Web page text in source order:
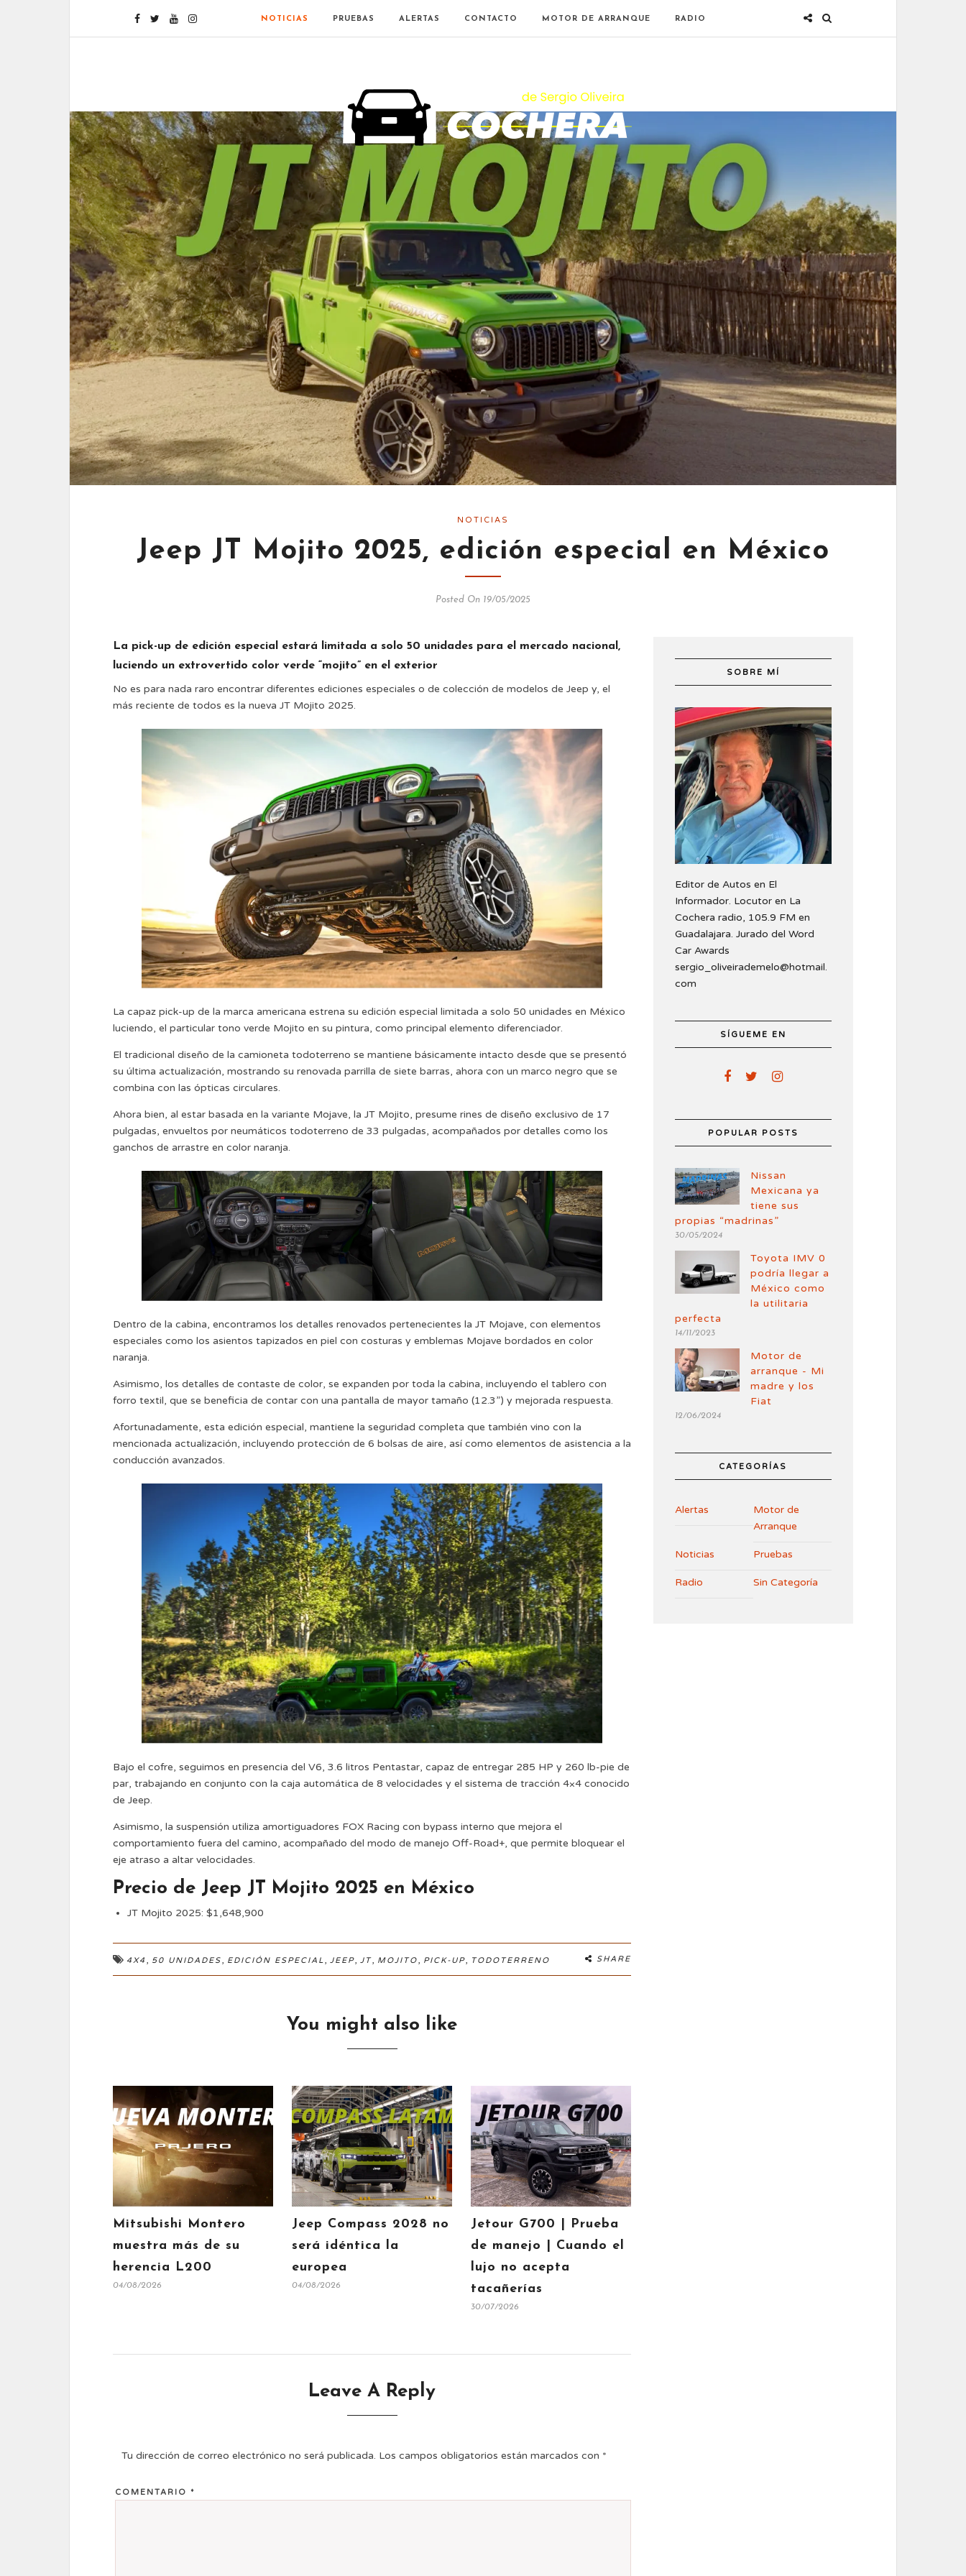
NOTICIAS PRUEBAS ALERTAS CONTACTO MOTOR DE ARRANQUE RADIO
NOTICIAS
Jeep JT Mojito 2025, edición especial en México
Posted On 19/05/2025
La pick-up de edición especial estará limitada a solo 50 unidades para el mercado nacional,
luciendo un extrovertido color verde “mojito” en el exterior
No es para nada raro encontrar diferentes ediciones especiales o de colección de modelos de Jeep y, el
más reciente de todos es la nueva JT Mojito 2025.
La capaz pick-up de la marca americana estrena su edición especial limitada a solo 50 unidades en México
luciendo, el particular tono verde Mojito en su pintura, como principal elemento diferenciador.
El tradicional diseño de la camioneta todoterreno se mantiene básicamente intacto desde que se presentó
su última actualización, mostrando su renovada parrilla de siete barras, ahora con un marco negro que se
combina con las ópticas circulares.
Ahora bien, al estar basada en la variante Mojave, la JT Mojito, presume rines de diseño exclusivo de 17
pulgadas, envueltos por neumáticos todoterreno de 33 pulgadas, acompañados por detalles como los
ganchos de arrastre en color naranja.
Dentro de la cabina, encontramos los detalles renovados pertenecientes la JT Mojave, con elementos
especiales como los asientos tapizados en piel con costuras y emblemas Mojave bordados en color
naranja.
Asimismo, los detalles de contaste de color, se expanden por toda la cabina, incluyendo el tablero con
forro textil, que se beneficia de contar con una pantalla de mayor tamaño (12.3”) y mejorada respuesta.
Afortunadamente, esta edición especial, mantiene la seguridad completa que también vino con la
mencionada actualización, incluyendo protección de 6 bolsas de aire, así como elementos de asistencia a la
conducción avanzados.
Bajo el cofre, seguimos en presencia del V6, 3.6 litros Pentastar, capaz de entregar 285 HP y 260 lb-pie de
par, trabajando en conjunto con la caja automática de 8 velocidades y el sistema de tracción 4×4 conocido
de Jeep.
Asimismo, la suspensión utiliza amortiguadores FOX Racing con bypass interno que mejora el
comportamiento fuera del camino, acompañado del modo de manejo Off-Road+, que permite bloquear el
eje atraso a altar velocidades.
Precio de Jeep JT Mojito 2025 en México
JT Mojito 2025: $1,648,900
4X4 , 50 UNIDADES, EDICIÓN ESPECIAL , JEEP, JT, MOJITO, PICK-UP, TODOTERRENO SHARE
You might also like
Mitsubishi Montero
muestra más de su
herencia L200
04/08/2026
Jeep Compass 2028 no
será idéntica la
europea
04/08/2026
Jetour G700 | Prueba
de manejo | Cuando el
lujo no acepta
tacañerías
30/07/2026
Leave A Reply
Tu dirección de correo electrónico no será publicada. Los campos obligatorios están marcados con *
COMENTARIO *
SOBRE MÍ
Editor de Autos en El
Informador. Locutor en La
Cochera radio, 105.9 FM en
Guadalajara. Jurado del Word
Car Awards
sergio_oliveirademelo@hotmail.
com
SÍGUEME EN
POPULAR POSTS
Nissan
Mexicana ya
tiene sus
propias “madrinas”
30/05/2024
Toyota IMV 0
podría llegar a
México como
la utilitaria
perfecta
14/11/2023
Motor de
arranque - Mi
madre y los
Fiat
12/06/2024
CATEGORÍAS
Alertas
Motor de
Arranque
Noticias Pruebas
Radio Sin Categoría